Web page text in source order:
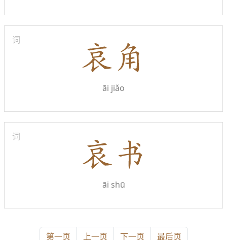
词
āi jiǎo
词
āi shū
第一页 上一页 下一页 最后页